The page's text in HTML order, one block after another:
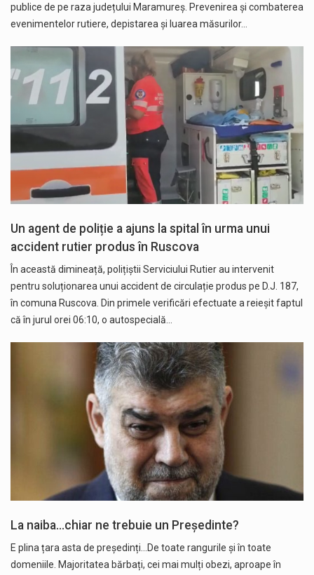
publice de pe raza județului Maramureș. Prevenirea și combaterea
evenimentelor rutiere, depistarea și luarea măsurilor…
Un agent de poliție a ajuns la spital în urma unui
accident rutier produs în Ruscova
În această dimineață, polițiștii Serviciului Rutier au intervenit
pentru soluționarea unui accident de circulație produs pe D.J. 187,
în comuna Ruscova. Din primele verificări efectuate a reieșit faptul
că în jurul orei 06:10, o autospecială…
La naiba…chiar ne trebuie un Președinte?
E plina țara asta de președinți...De toate rangurile și în toate
domeniile. Majoritatea bărbați, cei mai mulți obezi, aproape în